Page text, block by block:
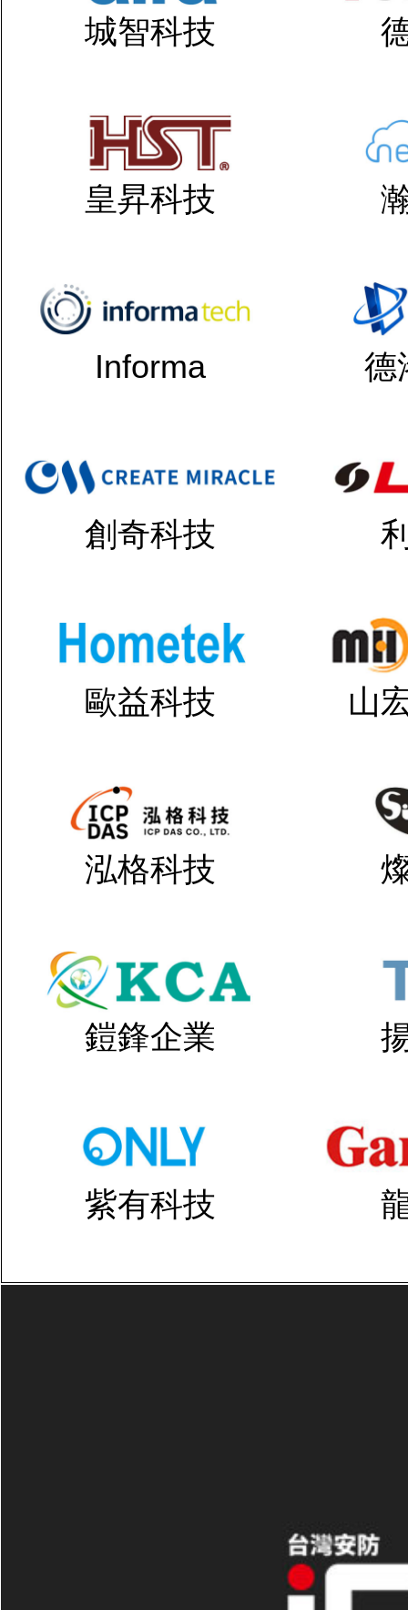
城智科技
皇昇科技
Informa 德
創奇科技
歐益科技 山
泓格科技
鎧鋒企業
紫有科技